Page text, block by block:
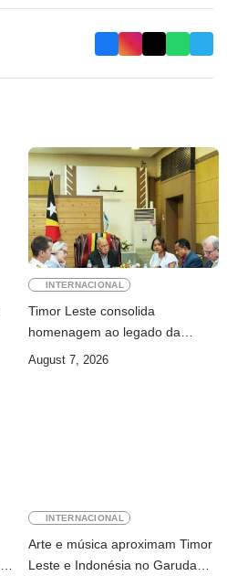
INTERNACIONAL
Timor Leste consolida
homenagem ao legado da
INTERFET com avanço de
August 7, 2026
INTERNACIONAL
Arte e música aproximam Timor
Leste e Indonésia no Garuda